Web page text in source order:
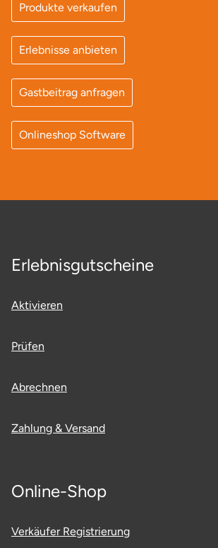
Produkte verkaufen
Erlebnisse anbieten
Gastbeitrag anfragen
Onlineshop Software
Erlebnisgutscheine
Aktivieren
Prüfen
Abrechnen
Zahlung & Versand
Online-Shop
Verkäufer Registrierung